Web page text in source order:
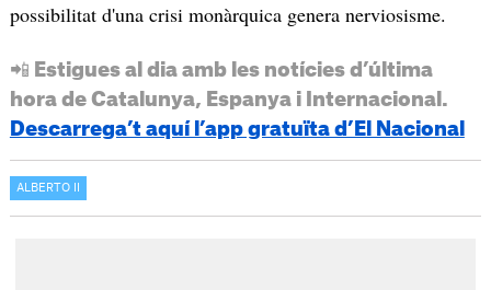
possibilitat d'una crisi monàrquica genera nerviosisme.
📲 Estigues al dia amb les notícies d’última
hora de Catalunya, Espanya i Internacional.
Descarrega’t aquí l’app gratuïta d’El Nacional
ALBERTO II